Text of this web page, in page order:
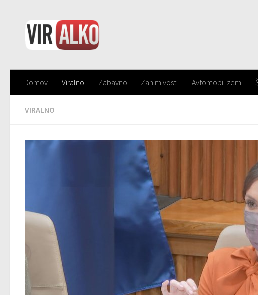
Domov Viralno Zabavno Zanimivosti Avtomobilizem
VIRALNO